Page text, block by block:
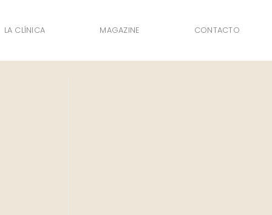
LA CLÍNICA MAGAZINE CONTACTO